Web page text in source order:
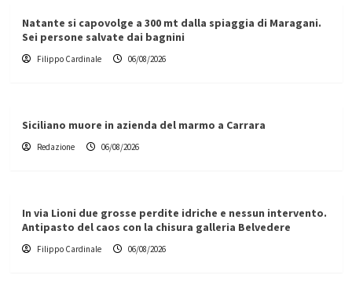
Natante si capovolge a 300 mt dalla spiaggia di Maragani.
Sei persone salvate dai bagnini
Filippo Cardinale 06/08/2026
Siciliano muore in azienda del marmo a Carrara
Redazione 06/08/2026
In via Lioni due grosse perdite idriche e nessun intervento.
Antipasto del caos con la chisura galleria Belvedere
Filippo Cardinale 06/08/2026